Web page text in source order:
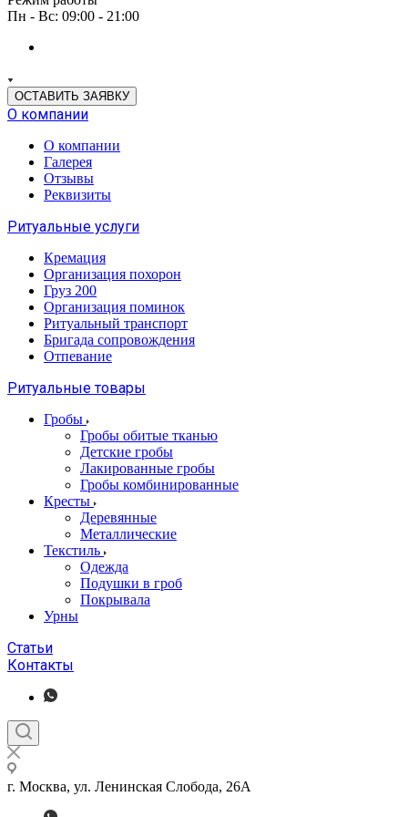
Пн - Вс: 09:00 - 21:00
ОСТАВИТЬ ЗАЯВКУ
О компании
О компании
Галерея
Отзывы
Реквизиты
Ритуальные услуги
Кремация
Организация похорон
Груз 200
Организация поминок
Ритуальный транспорт
Бригада сопровождения
Отпевание
Ритуальные товары
Гробы
Гробы обитые тканью
Детские гробы
Лакированные гробы
Гробы комбинированные
Кресты
Деревянные
Металлические
Текстиль
Одежда
Подушки в гроб
Покрывала
Урны
Статьи
Контакты
г. Москва, ул. Ленинская Слобода, 26А